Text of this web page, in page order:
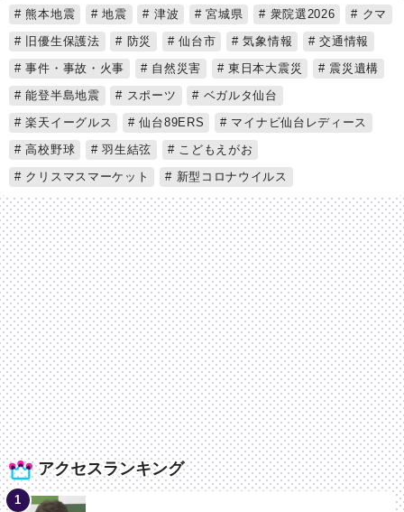
アクセスランキング
熊本地震 地震 津波 宮城県 衆院選2026
クマ
旧優生保護法
防災 仙台市 気象情報
交通情報
事件・事故・火事
自然災害 東日本大震災
震災遺構
能登半島地震
スポーツ
ベガルタ仙台
楽天イーグルス
仙台89ERS
マイナビ仙台レディース
高校野球
羽生結弦
こどもえがお
クリスマスマーケット
新型コロナウイルス